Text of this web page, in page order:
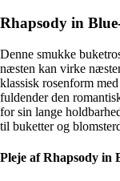
Rhapsody in
Denne smukke
næsten kan virke
klassisk rosenform
fuldender den
for sin lange
til buketter og
Pleje af Rhapsody in